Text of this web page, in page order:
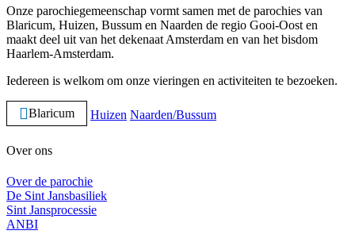
Onze parochiegemeenschap vormt samen met de parochies van
Blaricum, Huizen, Bussum en Naarden de regio Gooi-Oost en
maakt deel uit van het dekenaat Amsterdam en van het bisdom
Haarlem-Amsterdam.
Iedereen is welkom om onze vieringen en activiteiten te bezoeken.
Blaricum Huizen Naarden/Bussum
Over ons
Over de parochie
De Sint Jansbasiliek
Sint Jansprocessie
ANBI